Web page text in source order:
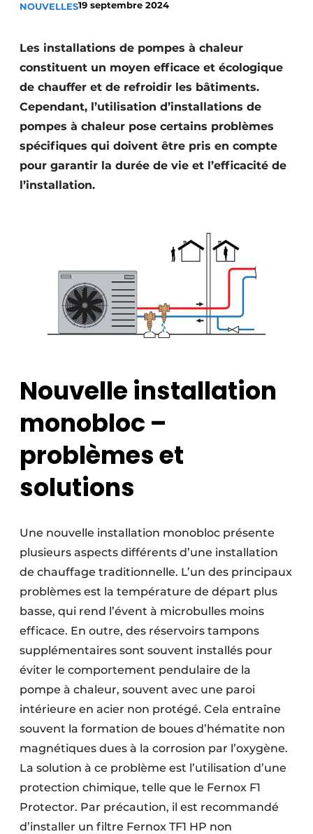
Termes et conditions
Video’s
NOUVELLES19 septembre 2024
Les installations de pompes à chaleur
constituent un moyen efficace et écologique
de chauffer et de refroidir les bâtiments.
Cependant, l’utilisation d’installations de
pompes à chaleur pose certains problèmes
spécifiques qui doivent être pris en compte
pour garantir la durée de vie et l’efficacité de
l’installation.
Nouvelle installation
monobloc –
problèmes et
solutions
Une nouvelle installation monobloc présente
plusieurs aspects différents d’une installation
de chauffage traditionnelle. L’un des principaux
problèmes est la température de départ plus
basse, qui rend l’évent à microbulles moins
efficace. En outre, des réservoirs tampons
supplémentaires sont souvent installés pour
éviter le comportement pendulaire de la
pompe à chaleur, souvent avec une paroi
intérieure en acier non protégé. Cela entraîne
souvent la formation de boues d’hématite non
magnétiques dues à la corrosion par l’oxygène.
La solution à ce problème est l’utilisation d’une
protection chimique, telle que le Fernox F1
Protector. Par précaution, il est recommandé
d’installer un filtre Fernox TF1 HP non